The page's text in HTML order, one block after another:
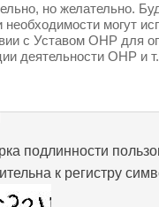
но желательно.
могут
с Уставом ОНР для
деятельности ОНР и
подлинности
к регистру